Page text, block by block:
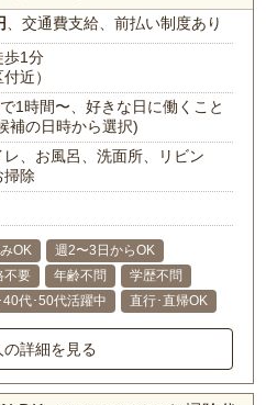
、交通費支給、前払い制度あり
歩1分
近）
1時間〜、好きな日に働くこと
補の日時から選択)
、お風呂、洗面所、リビン
掃除
OK
週2〜3日からOK
不要 年齢不問
学歴不問
40代･50代活躍中 直行･直帰OK
の詳細を見る